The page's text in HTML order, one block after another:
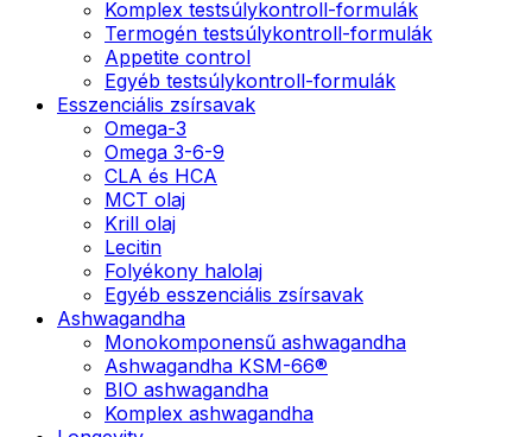
Komplex testsúlykontroll-formulák
Termogén testsúlykontroll-formulák
Appetite control
Egyéb testsúlykontroll-formulák
Esszenciális zsírsavak
Omega-3
Omega 3-6-9
CLA és HCA
MCT olaj
Krill olaj
Lecitin
Folyékony halolaj
Egyéb esszenciális zsírsavak
Ashwagandha
Monokomponensű ashwagandha
Ashwagandha KSM-66®
BIO ashwagandha
Komplex ashwagandha